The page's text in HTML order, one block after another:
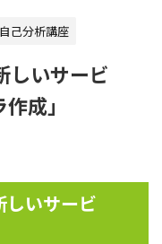
自己分析講座
しいサービ
成」
しいサービ